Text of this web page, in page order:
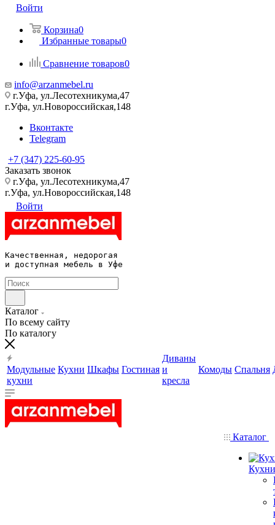
Войти
Корзина0
Избранные товары0
Сравнение товаров0
info@arzanmebel.ru
г.Уфа, ул.Лесотехникума,47
г.Уфа, ул.Новороссийская,148
Вконтакте
Telegram
+7 (347) 225-60-95
Заказать звонок
г.Уфа, ул.Лесотехникума,47
г.Уфа, ул.Новороссийская,148
Войти
Качественная, недорогая
и доступная мебель в Уфе
Каталог
По всему сайту
По каталогу
Модульные
кухни
Кухни Шкафы Гостиная
Диваны
и
кресла
Комоды Спальня
Каталог
Кухни